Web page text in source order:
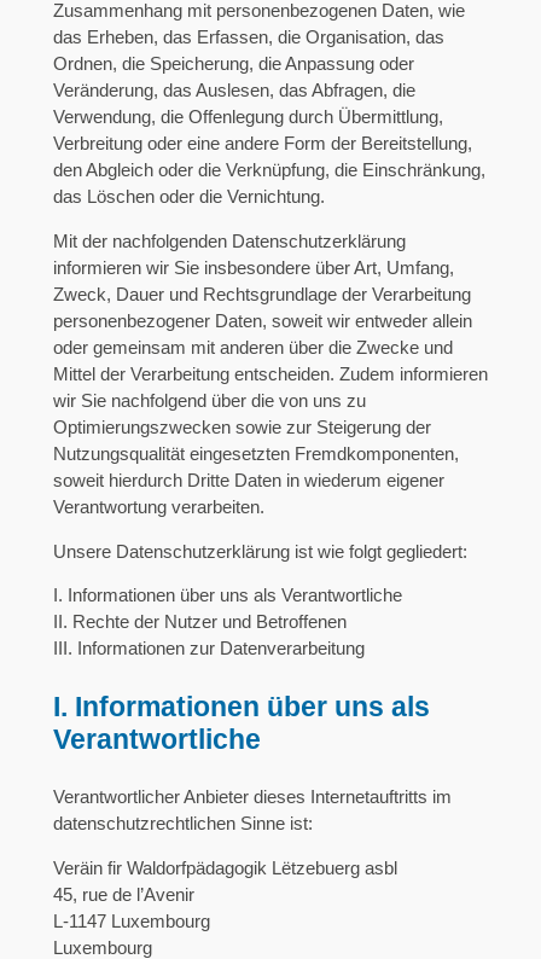
Zusammenhang mit personenbezogenen Daten, wie
das Erheben, das Erfassen, die Organisation, das
Ordnen, die Speicherung, die Anpassung oder
Veränderung, das Auslesen, das Abfragen, die
Verwendung, die Offenlegung durch Übermittlung,
Verbreitung oder eine andere Form der Bereitstellung,
den Abgleich oder die Verknüpfung, die Einschränkung,
das Löschen oder die Vernichtung.
Mit der nachfolgenden Datenschutzerklärung
informieren wir Sie insbesondere über Art, Umfang,
Zweck, Dauer und Rechtsgrundlage der Verarbeitung
personenbezogener Daten, soweit wir entweder allein
oder gemeinsam mit anderen über die Zwecke und
Mittel der Verarbeitung entscheiden. Zudem informieren
wir Sie nachfolgend über die von uns zu
Optimierungszwecken sowie zur Steigerung der
Nutzungsqualität eingesetzten Fremdkomponenten,
soweit hierdurch Dritte Daten in wiederum eigener
Verantwortung verarbeiten.
Unsere Datenschutzerklärung ist wie folgt gegliedert:
I. Informationen über uns als Verantwortliche
II. Rechte der Nutzer und Betroffenen
III. Informationen zur Datenverarbeitung
I. Informationen über uns als
Verantwortliche
Verantwortlicher Anbieter dieses Internetauftritts im
datenschutzrechtlichen Sinne ist:
Veräin fir Waldorfpädagogik Lëtzebuerg asbl
45, rue de l’Avenir
L-1147 Luxembourg
Luxembourg